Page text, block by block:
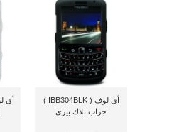
أى لوف ( IBB304BLK )
جراب بلاك بيرى